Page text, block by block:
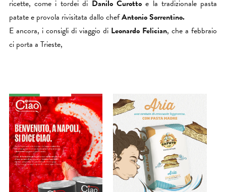
ricette, come i tordei di Danilo Curottoe la tradizionale pasta
patate e provola rivisitata dallo chefAntonio Sorrentino.
E ancora, i consigli di viaggio di Leonardo Felician, che a febbraio
ci porta a Trieste,